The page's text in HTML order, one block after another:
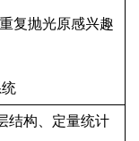
复抛光原感兴趣
结构、定量统计